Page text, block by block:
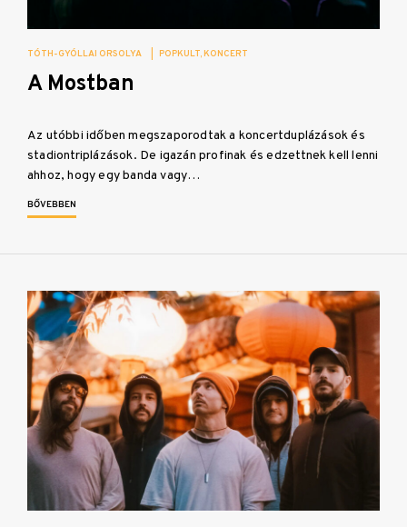
TÓTH-GYÓLLAI ORSOLYA POPKULT KONCERT
A Mostban
Az utóbbi időben megszaporodtak a koncertduplázások és
stadiontriplázások. De igazán profinak és edzettnek kell lenni
ahhoz, hogy egy banda vagy…
BŐVEBBEN